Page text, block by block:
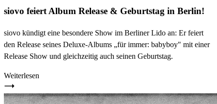
siovo feiert Album Release & Geburtstag in Berlin!
siovo kündigt eine besondere Show im Berliner Lido an: Er feiert
den Release seines Deluxe-Albums „für immer: babyboy" mit einer
Release Show und gleichzeitig auch seinen Geburtstag.
Weiterlesen